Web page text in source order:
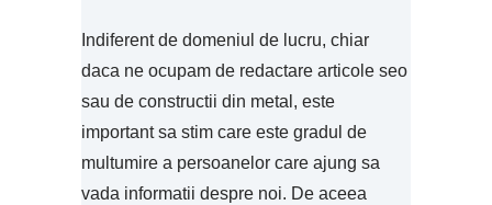
Indiferent de domeniul de lucru, chiar
daca ne ocupam de redactare articole seo
sau de constructii din metal, este
important sa stim care este gradul de
multumire a persoanelor care ajung sa
vada informatii despre noi. De aceea